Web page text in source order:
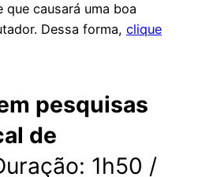
causará uma boa
Dessa forma, clique
pesquisas
de
1h50 /